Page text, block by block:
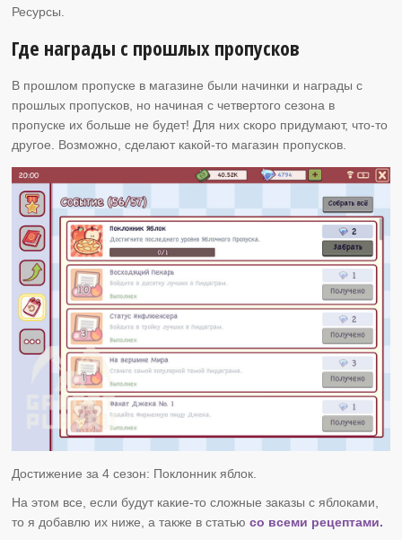
Ресурсы.
Где награды с прошлых пропусков
В прошлом пропуске в магазине были начинки и награды с
прошлых пропусков, но начиная с четвертого сезона в
пропуске их больше не будет! Для них скоро придумают, что-то
другое. Возможно, сделают какой-то магазин пропусков.
Достижение за 4 сезон: Поклонник яблок.
На этом все, если будут какие-то сложные заказы с яблоками,
то я добавлю их ниже, а также в статьюсо всеми рецептами.